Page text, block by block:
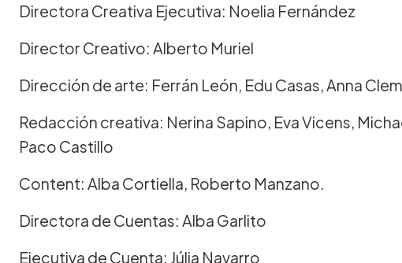
Directora Creativa Ejecutiva: Noelia Fernández
Director Creativo: Alberto Muriel
Dirección de arte: Ferrán León, Edu Casas, Anna
Redacción creativa: Nerina Sapino, Eva Vicens,
Paco Castillo
Content: Alba Cortiella, Roberto Manzano.
Directora de Cuentas: Alba Garlito
Ejecutiva de Cuenta: Júlia Navarro